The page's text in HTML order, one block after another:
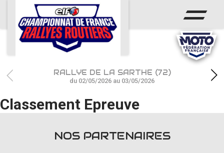
ACCUEIL
ACTUS
CALENDRIER
CHAMPIONNAT
RÉSULTATS
RALLYE DE LA SARTHE (72)
du 02/05/2026 au 03/05/2026
Classement Epreuve
NOS PARTENAIRES